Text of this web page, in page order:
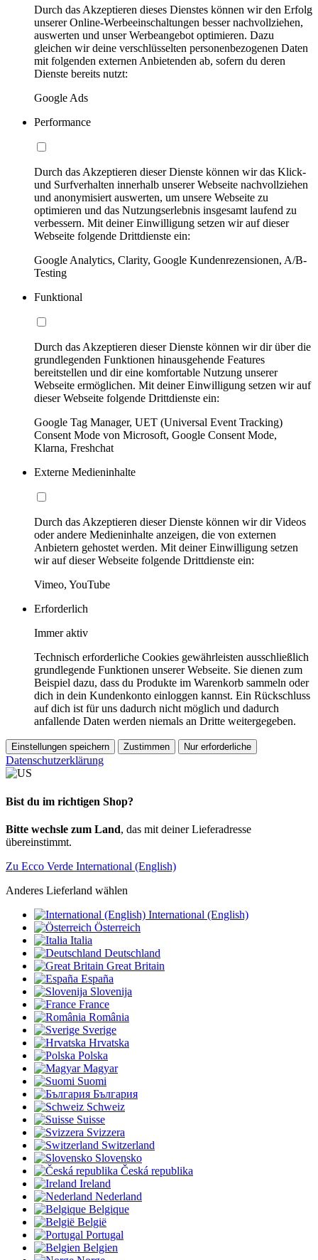
Durch das Akzeptieren dieses Dienstes können wir den Erfolg
unserer Online-Werbeeinschaltungen besser nachvollziehen,
auswerten und unser Werbeangebot optimieren. Dazu
gleichen wir deine verschlüsselten personenbezogenen Daten
mit folgenden externen Anbietenden ab, sofern du deren
Dienste bereits nutzt:
Google Ads
Performance
Durch das Akzeptieren dieser Dienste können wir das Klick-
und Surfverhalten innerhalb unserer Webseite nachvollziehen
und anonymisiert auswerten, um unsere Webseite zu
optimieren und das Nutzungserlebnis insgesamt laufend zu
verbessern. Mit deiner Einwilligung setzen wir auf dieser
Webseite folgende Drittdienste ein:
Google Analytics, Clarity, Google Kundenrezensionen, A/B-
Testing
Funktional
Durch das Akzeptieren dieser Dienste können wir dir über die
grundlegenden Funktionen hinausgehende Features
bereitstellen und dir eine komfortable Nutzung unserer
Webseite ermöglichen. Mit deiner Einwilligung setzen wir auf
dieser Webseite folgende Drittdienste ein:
Google Tag Manager, UET (Universal Event Tracking)
Consent Mode von Microsoft, Google Consent Mode,
Klarna, Freshchat
Externe Medieninhalte
Durch das Akzeptieren dieser Dienste können wir dir Videos
oder andere Medieninhalte anzeigen, die von externen
Anbietern gehostet werden. Mit deiner Einwilligung setzen
wir auf dieser Webseite folgende Drittdienste ein:
Vimeo, YouTube
Erforderlich
Immer aktiv
Technisch erforderliche Cookies gewährleisten ausschließlich
grundlegende Funktionen unserer Webseite. Sie dienen zum
Beispiel dazu, dass du Produkte im Warenkorb sammeln oder
dich in dein Kundenkonto einloggen kannst. Ein Rückschluss
auf dich ist für uns dadurch nicht möglich und dadurch
anfallende Daten werden niemals an Dritte weitergegeben.
Einstellungen speichern Zustimmen Nur erforderliche
Datenschutzerklärung
Bist du im richtigen Shop?
Bitte wechsle zum Land, das mit deiner Lieferadresse
übereinstimmt.
Zu Ecco Verde International (English)
Anderes Lieferland wählen
International (English)
Österreich
Italia
Deutschland
Great Britain
España
Slovenija
France
România
Sverige
Hrvatska
Polska
Magyar
Suomi
България
Schweiz
Suisse
Svizzera
Switzerland
Slovensko
Česká republika
Ireland
Nederland
Belgique
België
Portugal
Belgien